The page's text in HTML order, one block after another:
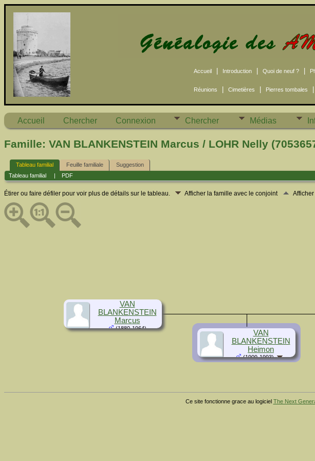
Accueil Introduction Quoi de neuf ?
Réunions Cimetières Pierres tombales
Accueil Chercher Connexion Chercher Médias
Famille: VAN BLANKENSTEIN Marcus / LOHR Nelly
Tableau familial Feuille familiale
Suggestion
Tableau familial
PDF
Étirer ou faire défiler pour voir plus de détails sur le tableau. Afficher la famille avec le conjoint
VAN
BLANKENSTEIN
Marcus
(1880-1964)
VAN
BLANKENSTEIN
Heimon
(1909-1993)
Ce site fonctionne grace au logiciel The Next